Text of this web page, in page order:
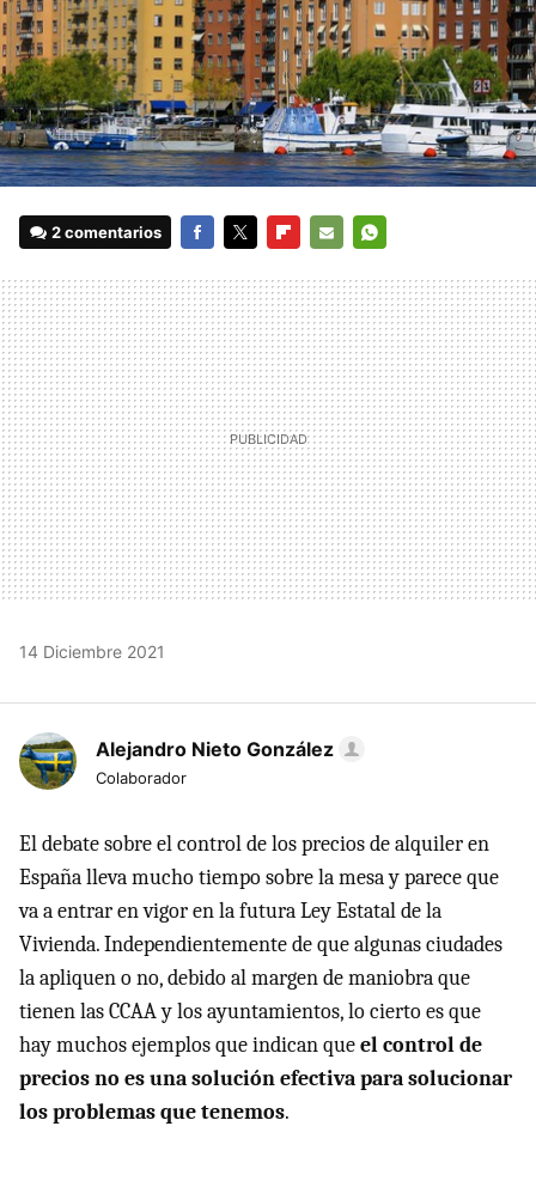
2 comentarios
MAIL
14 Diciembre 2021
Alejandro Nieto González
Colaborador
El debate sobre el control de los precios de alquiler en
España lleva mucho tiempo sobre la mesa y parece que
va a entrar en vigor en la futura Ley Estatal de la
Vivienda. Independientemente de que algunas ciudades
la apliquen o no, debido al margen de maniobra que
tienen las CCAA y los ayuntamientos, lo cierto es que
hay muchos ejemplos que indican queel control de
precios no es una solución efectiva para solucionar
los problemas que tenemos.